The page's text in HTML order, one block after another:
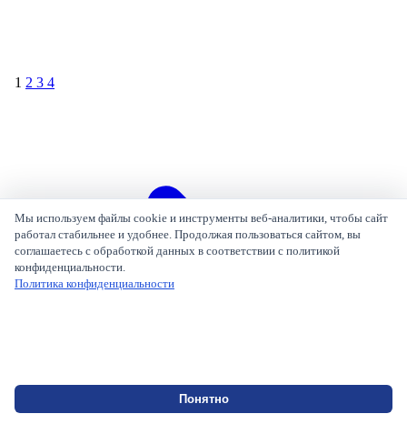
1 2 3 4
Мы используем файлы cookie и инструменты веб-аналитики, чтобы сайт
работал стабильнее и удобнее. Продолжая пользоваться сайтом, вы
соглашаетесь с обработкой данных в соответствии с политикой
конфиденциальности.
Политика конфиденциальности
Понятно